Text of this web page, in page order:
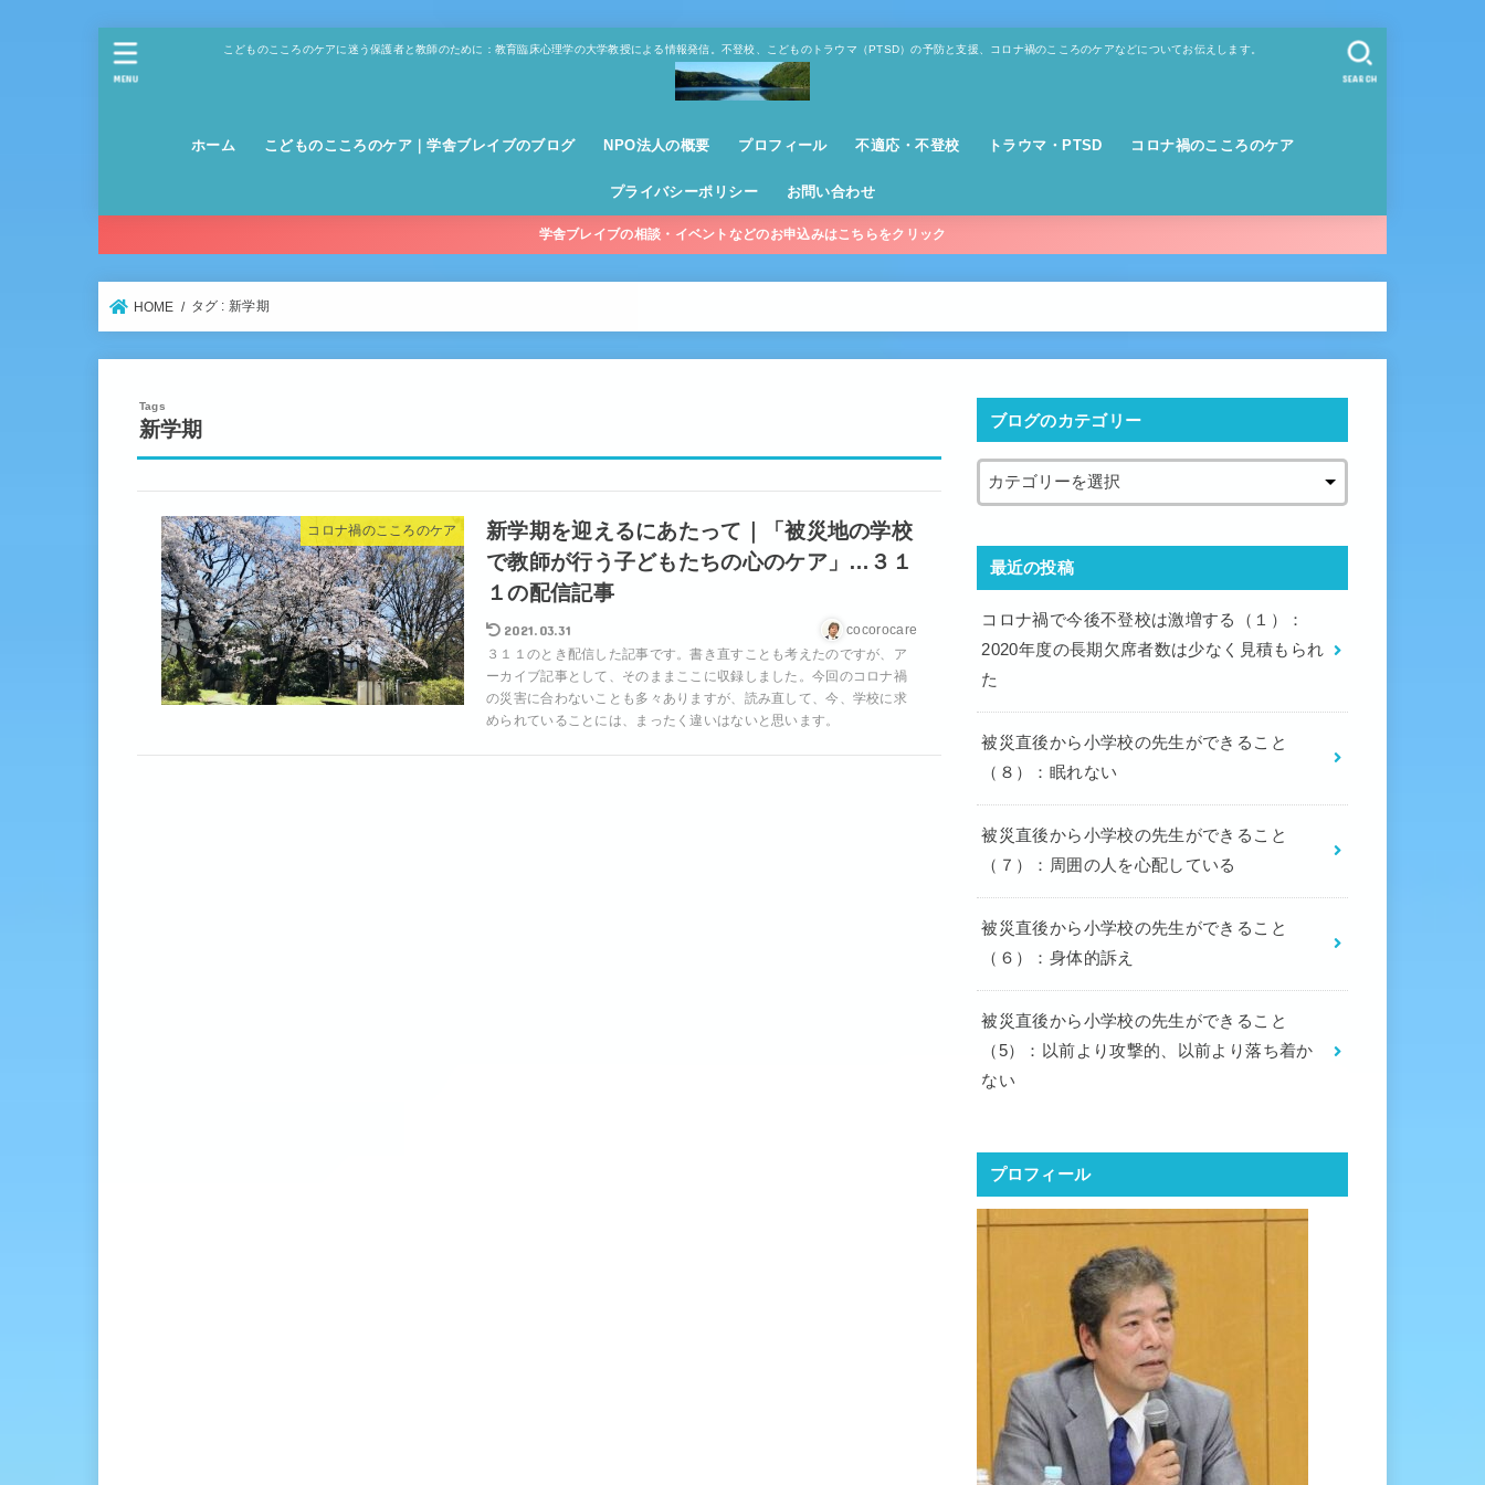
こどものこころのケアに迷う保護者と教師のために：教育臨床心理学の大学教授による情報発信。不登校、こどものトラウマ（PTSD）の予防と支援、コロナ禍のこころのケアなどについてお伝えします。
ホーム こどものこころのケア｜学舎ブレイブのブログ NPO法人の概要 プロフィール 不適応・不登校 トラウマ・PTSD コロナ禍のこころのケア
プライバシーポリシー お問い合わせ
SEARCH
MENU
学舎ブレイブの相談・イベントなどのお申込みはこちらをクリック
HOME タグ : 新学期
新学期
コロナ禍のこころのケア
新学期を迎えるにあたって｜「被災地の学校
で教師が行う子どもたちの心のケア」…３１
１の配信記事
2021.03.31 cocorocare
３１１のとき配信した記事です。書き直すことも考えたのですが、ア
ーカイブ記事として、そのままここに収録しました。今回のコロナ禍
の災害に合わないことも多々ありますが、読み直して、今、学校に求
められていることには、まったく違いはないと思います。
ブログのカテゴリー
最近の投稿
コロナ禍で今後不登校は激増する（１）：
2020年度の長期欠席者数は少なく見積もられ
た
被災直後から小学校の先生ができること
（８）：眠れない
被災直後から小学校の先生ができること
（７）：周囲の人を心配している
被災直後から小学校の先生ができること
（６）：身体的訴え
被災直後から小学校の先生ができること
（5）：以前より攻撃的、以前より落ち着か
ない
プロフィール